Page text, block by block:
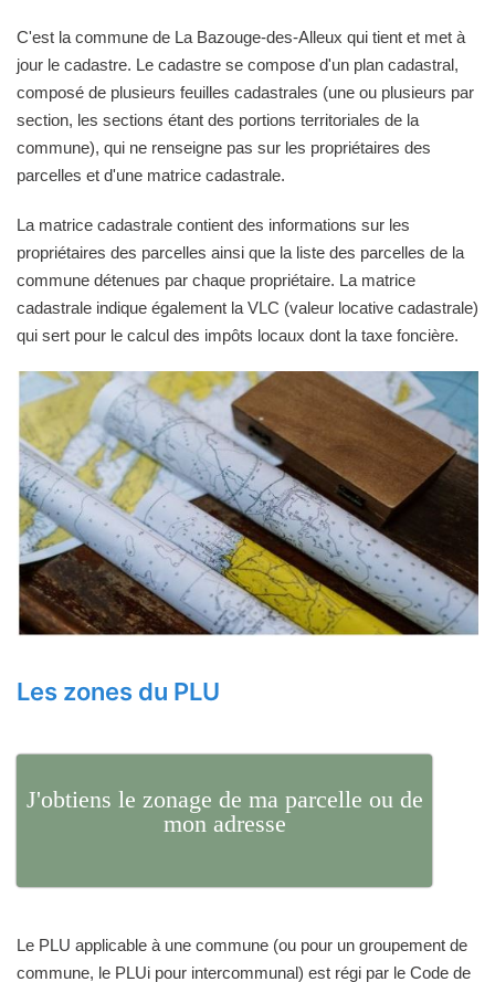
C'est la commune de La Bazouge-des-Alleux qui tient et met à
jour le cadastre. Le cadastre se compose d'un plan cadastral,
composé de plusieurs feuilles cadastrales (une ou plusieurs par
section, les sections étant des portions territoriales de la
commune), qui ne renseigne pas sur les propriétaires des
parcelles et d'une matrice cadastrale.
La matrice cadastrale contient des informations sur les
propriétaires des parcelles ainsi que la liste des parcelles de la
commune détenues par chaque propriétaire. La matrice
cadastrale indique également la VLC (valeur locative cadastrale)
qui sert pour le calcul des impôts locaux dont la taxe foncière.
Les zones du PLU
J'obtiens le zonage de ma parcelle ou de
mon adresse
Le PLU applicable à une commune (ou pour un groupement de
commune, le PLUi pour intercommunal) est régi par le Code de